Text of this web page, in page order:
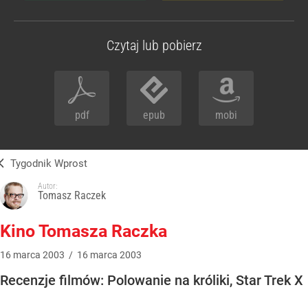
Czytaj lub pobierz
pdf epub mobi
Tygodnik Wprost
Autor:
Tomasz Raczek
Kino Tomasza Raczka
16 marca 2003 / 16 marca 2003
Recenzje filmów: Polowanie na króliki, Star Trek X